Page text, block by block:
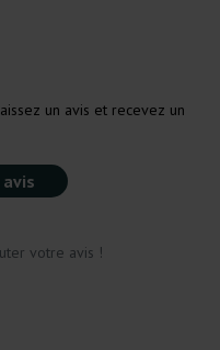
un avis et recevez un
votre avis !